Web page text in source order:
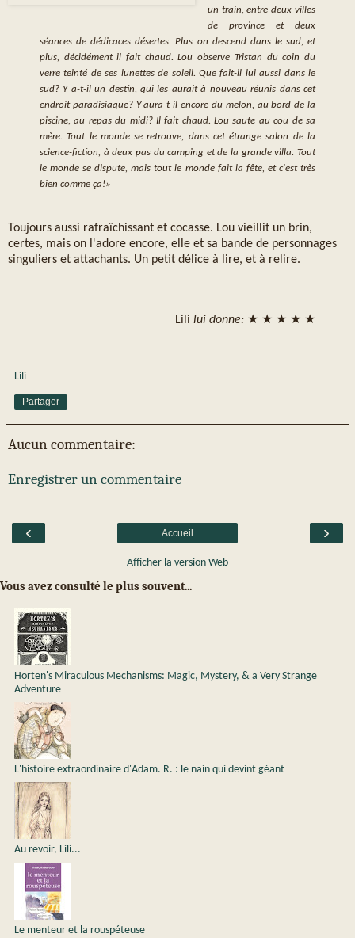
un train, entre deux villes
de province et deux
séances de dédicaces désertes. Plus on descend dans le sud, et
plus, décidément il fait chaud. Lou observe Tristan du coin du
verre teinté de ses lunettes de soleil. Que fait-il lui aussi dans le
sud? Y a-t-il un destin, qui les aurait à nouveau réunis dans cet
endroit paradisiaque? Y aura-t-il encore du melon, au bord de la
piscine, au repas du midi? Il fait chaud. Lou saute au cou de sa
mère. Tout le monde se retrouve, dans cet étrange salon de la
science-fiction, à deux pas du camping et de la grande villa. Tout
le monde se dispute, mais tout le monde fait la fête, et c'est très
bien comme ça!»
Toujours aussi rafraîchissant et cocasse. Lou vieillit un brin,
certes, mais on l'adore encore, elle et sa bande de personnages
singuliers et attachants. Un petit délice à lire, et à relire.
Lili lui donne: ★ ★ ★ ★ ★
Lili
Partager
Aucun commentaire:
Enregistrer un commentaire
‹ ›
Accueil
Afficher la version Web
Vous avez consulté le plus souvent...
Horten's Miraculous Mechanisms: Magic, Mystery, & a Very Strange
Adventure
L'histoire extraordinaire d'Adam. R. : le nain qui devint géant
Au revoir, Lili...
Le menteur et la rouspéteuse